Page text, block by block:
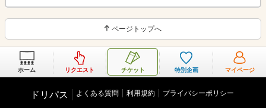
ページトップへ
ホーム リクエスト チケット 特別企画 マイページ
ドリパス よくある質問 利用規約 プライバシーポリシー